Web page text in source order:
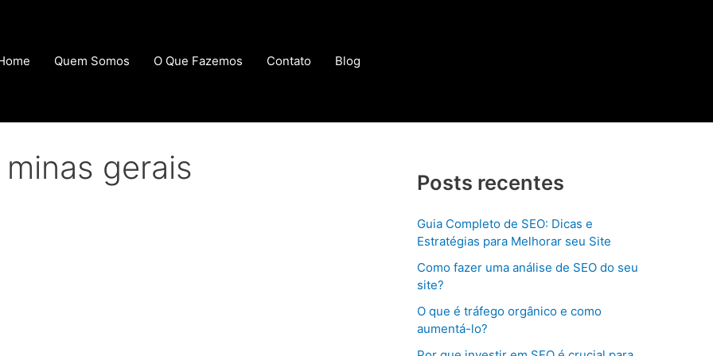
Quem Somos O Que Fazemos Contato Blog
gerais Posts recentes
Guia Completo de SEO: Dicas e
Estratégias para Melhorar seu Site
Como fazer uma análise de SEO do seu
site?
O que é tráfego orgânico e como
aumentá-lo?